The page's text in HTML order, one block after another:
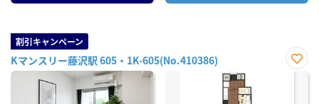
割引キャンペーン
Kマンスリー藤沢駅 605・1K-605(No.410386)
お気